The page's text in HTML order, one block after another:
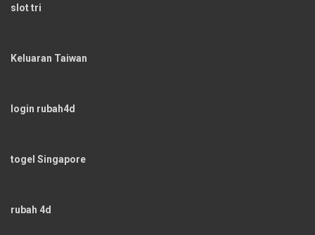
slot tri
Keluaran Taiwan
login rubah4d
togel Singapore
rubah 4d